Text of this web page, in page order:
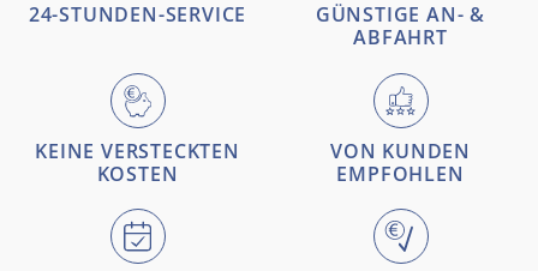
24-STUNDEN-SERVICE
GÜNSTIGE AN- &
ABFAHRT
KEINE VERSTECKTEN
KOSTEN
VON KUNDEN
EMPFOHLEN